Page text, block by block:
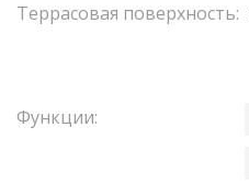
Террасовая поверхность:
Функции: